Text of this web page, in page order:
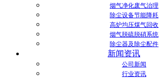
烟气净化废气治理
除尘设备节能降耗
高炉均压煤气回收
烟气脱硫脱硝系统
除尘器及除尘配件
新闻资讯
公司新闻
行业资讯